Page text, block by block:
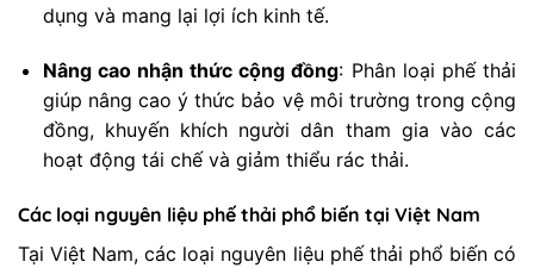
dụng và mang lại lợi ích kinh tế.
Nâng cao nhận thức cộng đồng: Phân loại phế thải
giúp nâng cao ý thức bảo vệ môi trường trong cộng
đồng, khuyến khích người dân tham gia vào các
hoạt động tái chế và giảm thiểu rác thải.
Các loại nguyên liệu phế thải phổ biến tại Việt Nam
Tại Việt Nam, các loại nguyên liệu phế thải phổ biến có